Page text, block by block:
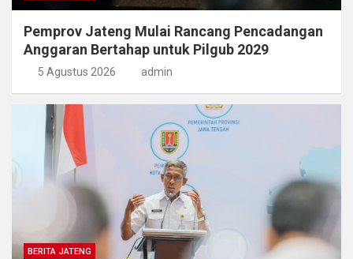
Pemprov Jateng Mulai Rancang Pencadangan
Anggaran Bertahap untuk Pilgub 2029
5 Agustus 2026 admin
BERITA JATENG